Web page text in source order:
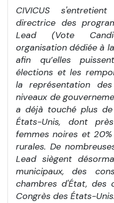
CIVICUS
directrice des
Lead (Vote
organisation dédiée à
afin qu’elles
élections et les
la représentation
niveaux de
a déjà touché plus
États-Unis, dont
femmes noires et
rurales. De
Lead siègent
municipaux, des
chambres d'État, des
Congrès des États-Unis.